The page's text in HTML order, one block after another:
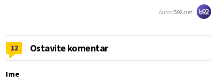
Autor:B92.net
12 Ostavite komentar
Ime